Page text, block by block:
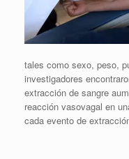
tales como sexo, peso,
investigadores
extracción de sangre
reacción vasovagal en
cada evento de